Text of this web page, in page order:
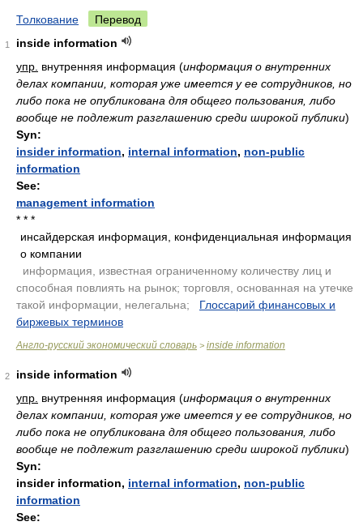
Толкование Перевод
1
inside information
упр. внутренняя информация (информация о внутренних
делах компании, которая уже имеется у ее сотрудников, но
либо пока не опубликована для общего пользования, либо
вообще не подлежит разглашению среди широкой публики)
Syn:
insider information, internal information, non-public
information
See:
management information
* * *
инсайдерская информация, конфиденциальная информация
о компании
информация, известная ограниченному количеству лиц и
способная повлиять на рынок; торговля, основанная на утечке
такой информации, нелегальна;
Глоссарий финансовых и
биржевых терминов
Англо-русский экономический словарь > inside information
2
inside information
упр. внутренняя информация (информация о внутренних
делах компании, которая уже имеется у ее сотрудников, но
либо пока не опубликована для общего пользования, либо
вообще не подлежит разглашению среди широкой публики)
Syn:
insider information, internal information, non-public
information
See: